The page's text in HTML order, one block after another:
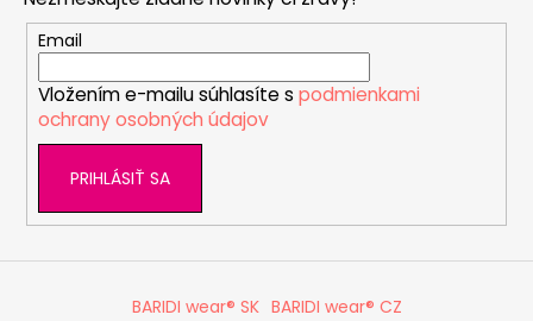
Email
Vložením e-mailu súhlasíte s podmienkami
ochrany osobných údajov
PRIHLÁSIŤ SA
BARIDI wear® SK BARIDI wear® CZ